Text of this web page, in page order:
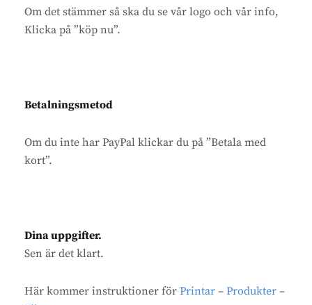
Om det stämmer så ska du se vår logo och vår info,
Klicka på ”köp nu”.
Betalningsmetod
Om du inte har PayPal klickar du på ”Betala med
kort”.
Dina uppgifter.
Sen är det klart.
Här kommer instruktioner för Printar – Produkter –